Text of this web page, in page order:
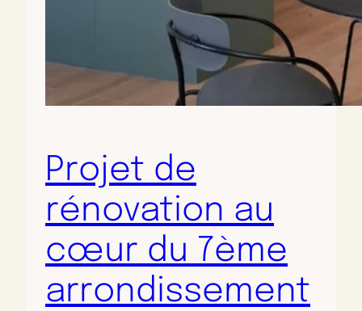
Projet de
rénovation au
cœur du 7ème
arrondissement